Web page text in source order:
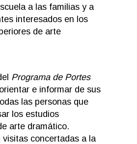
a las familias y a
interesados en los
de arte
Programa de Portes
e informar de sus
las personas que
los estudios
arte dramático.
visitas concertadas a la